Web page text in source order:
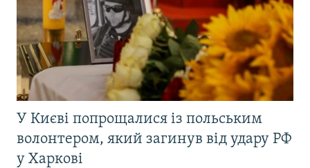
У Києві попрощалися із польським
волонтером, який загинув від удару РФ
у Харкові